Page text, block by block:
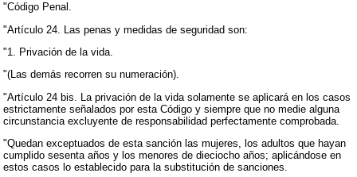
"Código Penal.
"Artículo 24. Las penas y medidas de seguridad son:
"1. Privación de la vida.
"(Las demás recorren su numeración).
"Artículo 24 bis. La privación de la vida solamente se aplicará en los casos
estrictamente señalados por esta Código y siempre que no medie alguna
circunstancia excluyente de responsabilidad perfectamente comprobada.
"Quedan exceptuados de esta sanción las mujeres, los adultos que hayan
cumplido sesenta años y los menores de dieciocho años; aplicándose en
estos casos lo establecido para la substitución de sanciones.